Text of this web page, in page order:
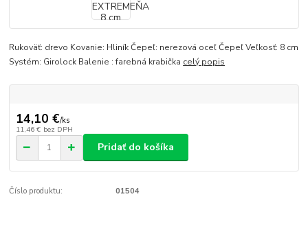
Rukoväť: drevo Kovanie: Hliník Čepeľ: nerezová oceľ Čepeľ Veľkosť: 8 cm
Systém: Girolock Balenie : farebná krabička celý popis
14,10 €/ks
11,46 € bez DPH
Pridať do košíka
Číslo produktu: 01504